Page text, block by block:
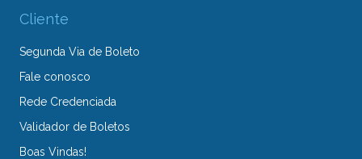
Cliente
Segunda Via de Boleto
Fale conosco
Rede Credenciada
Validador de Boletos
Boas Vindas!